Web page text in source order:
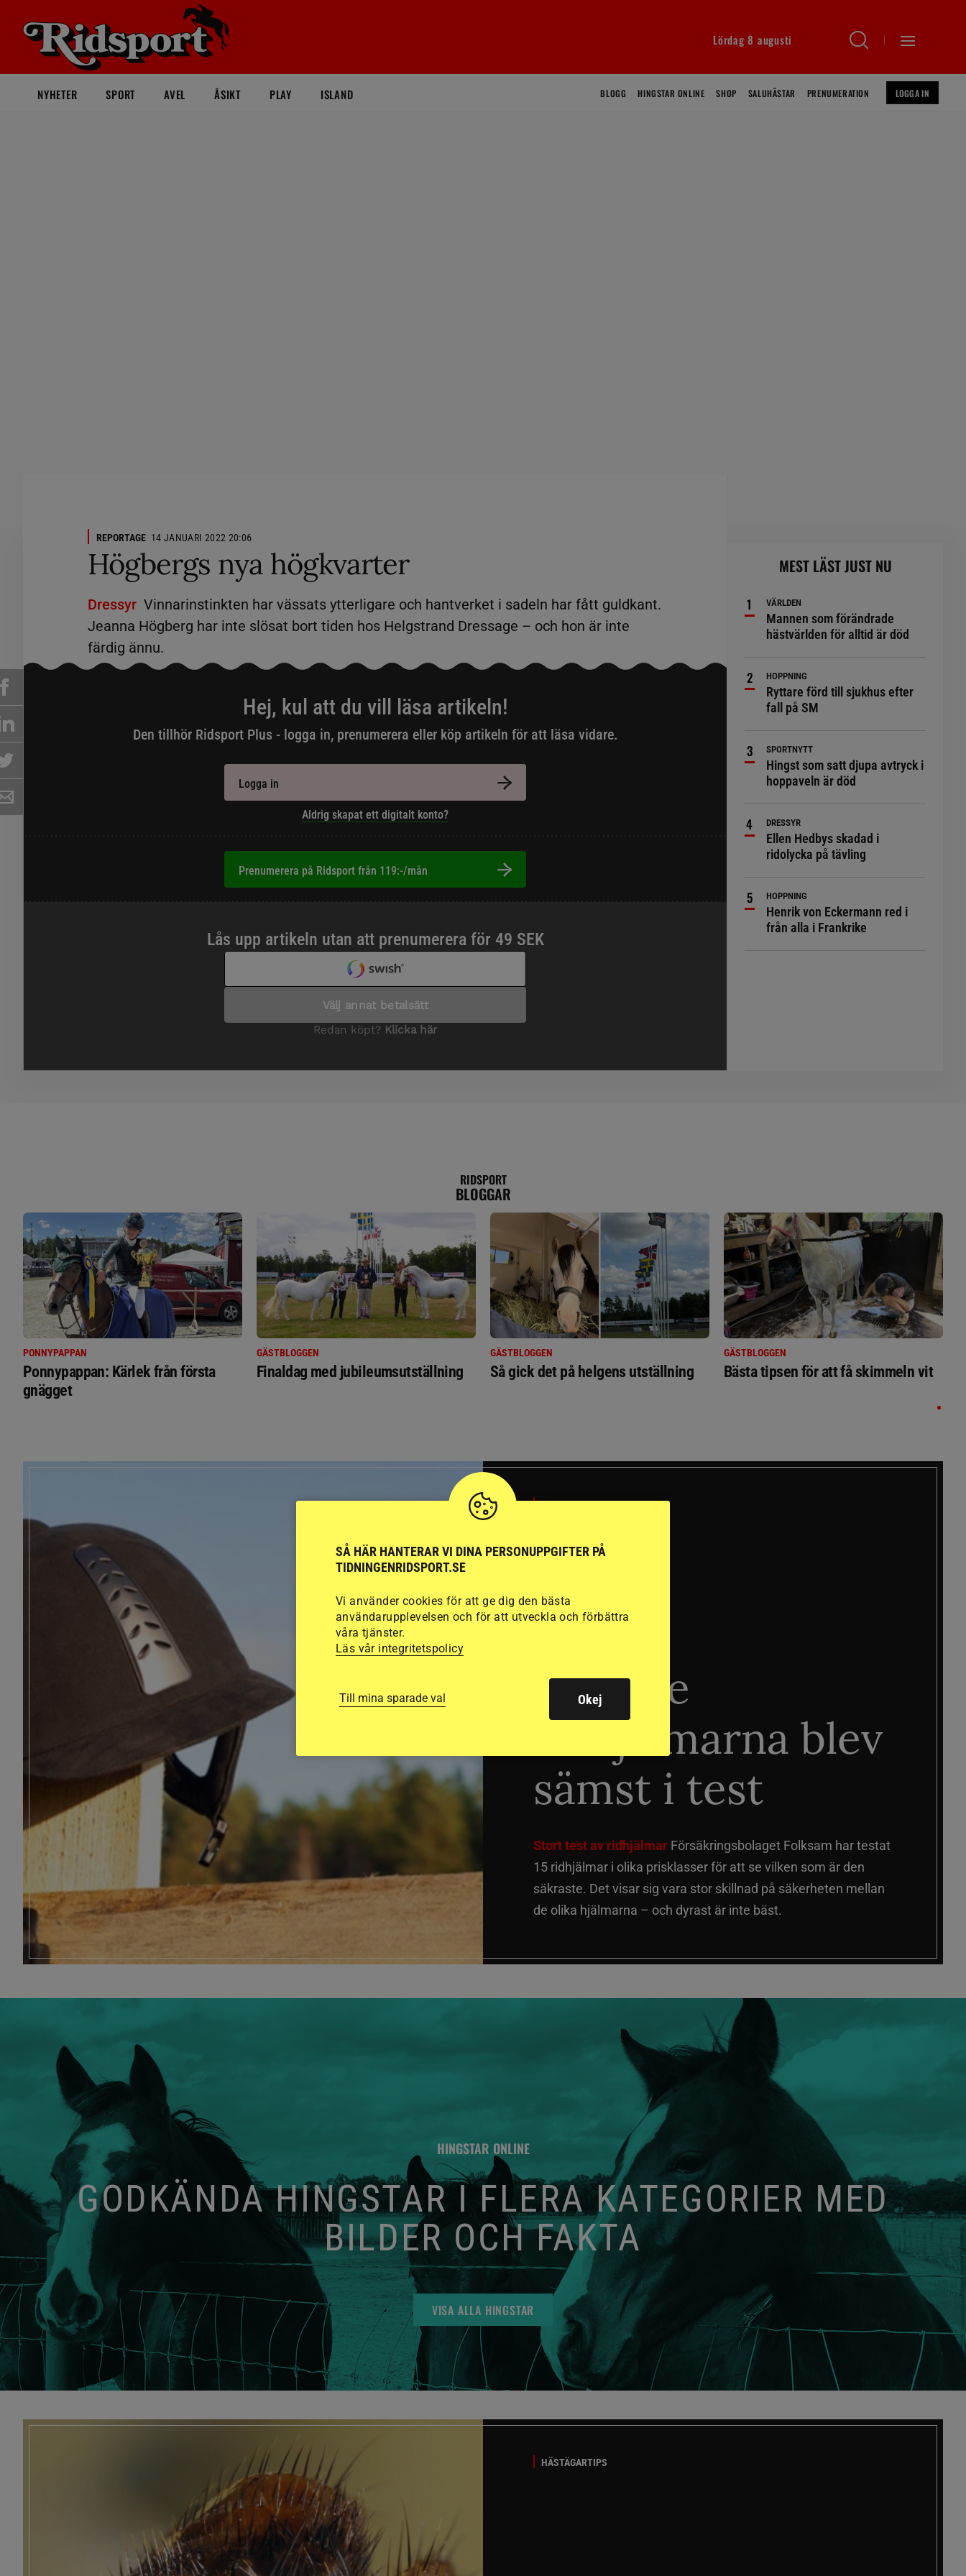
Lördag 8 augusti
NYHETER SPORT AVEL ÅSIKT PLAY ISLAND BLOGG HINGSTAR ONLINE SHOP SALUHÄSTAR PRENUMERATION LOGGA IN
REPORTAGE 14 JANUARI 2022 20:06
Högbergs nya högkvarter
Dressyr Vinnarinstinkten har vässats ytterligare och hantverket i sadeln har fått guldkant.
Jeanna Högberg har inte slösat bort tiden hos Helgstrand Dressage – och hon är inte
färdig ännu.
Hej, kul att du vill läsa artikeln!
Den tillhör Ridsport Plus - logga in, prenumerera eller köp artikeln för att läsa vidare.
Logga in
Aldrig skapat ett digitalt konto?
Prenumerera på Ridsport från 119:-/mån
MEST LÄST JUST NU
VÄRLDEN
Mannen som förändrade
hästvärlden för alltid är död
HOPPNING
Ryttare förd till sjukhus efter
fall på SM
SPORTNYTT
Hingst som satt djupa avtryck i
hoppaveln är död
DRESSYR
Ellen Hedbys skadad i
ridolycka på tävling
HOPPNING
Henrik von Eckermann red i
från alla i Frankrike
RIDSPORT
BLOGGAR
PONNYPAPPAN
Ponnypappan: Kärlek från första
gnägget
GÄSTBLOGGEN
Finaldag med jubileumsutställning
GÄSTBLOGGEN
Så gick det på helgens utställning
GÄSTBLOGGEN
Bästa tipsen för att få skimmeln vit
SVERIGE
Dyraste
ridhjälmarna blev
sämst i test
Stort test av ridhjälmar Försäkringsbolaget Folksam har testat
15 ridhjälmar i olika prisklasser för att se vilken som är den
säkraste. Det visar sig vara stor skillnad på säkerheten mellan
de olika hjälmarna – och dyrast är inte bäst.
HINGSTAR ONLINE
GODKÄNDA HINGSTAR I FLERA KATEGORIER MED
BILDER OCH FAKTA
VISA ALLA HINGSTAR
HÄSTÄGARTIPS
SÅ HÄR HANTERAR VI DINA PERSONUPPGIFTER PÅ
TIDNINGENRIDSPORT.SE
Vi använder cookies för att ge dig den bästa
användarupplevelsen och för att utveckla och förbättra
våra tjänster.
Läs vår integritetspolicy
Till mina sparade val Okej